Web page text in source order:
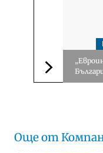
Следваща
Още от